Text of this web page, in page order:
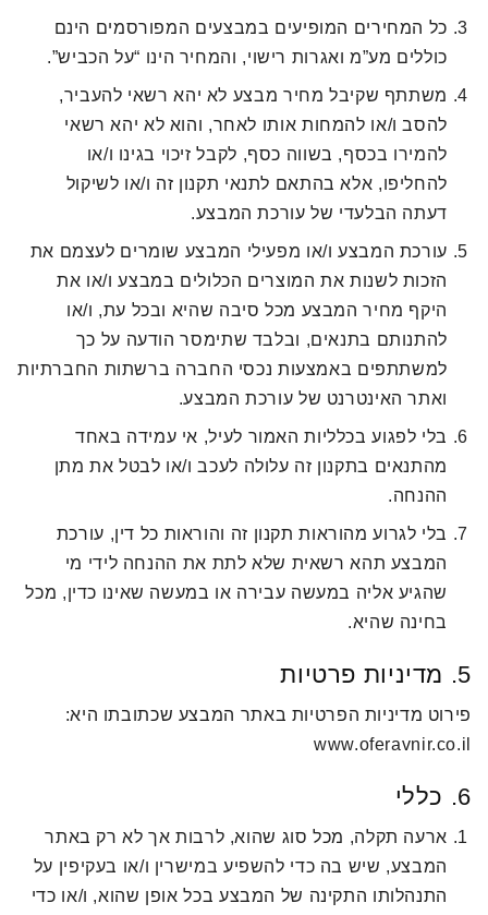
כל המחירים המופיעים במבצעים המפורסמים הינם
כוללים מע”מ ואגרות רישוי, והמחיר הינו “על הכביש”.
משתתף שקיבל מחיר מבצע לא יהא רשאי להעביר,
להסב ו/או להמחות אותו לאחר, והוא לא יהא רשאי
להמירו בכסף, בשווה כסף, לקבל זיכוי בגינו ו/או
להחליפו, אלא בהתאם לתנאי תקנון זה ו/או לשיקול
דעתה הבלעדי של עורכת המבצע.
עורכת המבצע ו/או מפעילי המבצע שומרים לעצמם את
הזכות לשנות את המוצרים הכלולים במבצע ו/או את
היקף מחיר המבצע מכל סיבה שהיא ובכל עת, ו/או
להתנותם בתנאים, ובלבד שתימסר הודעה על כך
למשתתפים באמצעות נכסי החברה ברשתות החברתיות
ואתר האינטרנט של עורכת המבצע.
בלי לפגוע בכלליות האמור לעיל, אי עמידה באחד
מהתנאים בתקנון זה עלולה לעכב ו/או לבטל את מתן
ההנחה.
בלי לגרוע מהוראות תקנון זה והוראות כל דין, עורכת
המבצע תהא רשאית שלא לתת את ההנחה לידי מי
שהגיע אליה במעשה עבירה או במעשה שאינו כדין, מכל
בחינה שהיא.
5. מדיניות פרטיות
פירוט מדיניות הפרטיות באתר המבצע שכתובתו היא:
www.oferavnir.co.il
6. כללי
ארעה תקלה, מכל סוג שהוא, לרבות אך לא רק באתר
המבצע, שיש בה כדי להשפיע במישרין ו/או בעקיפין על
התנהלותו התקינה של המבצע בכל אופן שהוא, ו/או כדי